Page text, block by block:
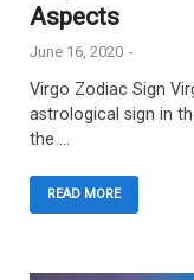
Aspects
June 16, 2020 -
Virgo Zodiac Sign
astrological sign in
the …
READ MORE